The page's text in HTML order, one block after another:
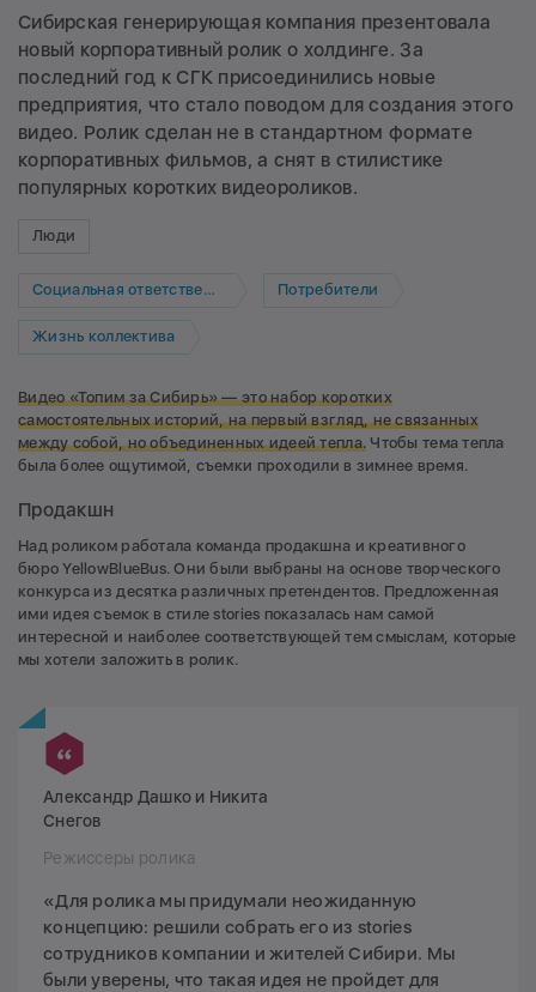
Сибирская генерирующая компания презентовала
новый корпоративный ролик о холдинге. За
последний год к СГК присоединились новые
предприятия, что стало поводом для создания этого
видео. Ролик сделан не в стандартном формате
корпоративных фильмов, а снят в стилистике
популярных коротких видеороликов.
Люди
Социальная ответственность Потребители
Жизнь коллектива
Видео «Топим за Сибирь» —это набор коротких
самостоятельных историй, на первый взгляд, не связанных
между собой, но объединенных идеей тепла. Чтобы тема тепла
была более ощутимой, съемки проходили в зимнее время.
Продакшн
Над роликом работала команда продакшна и креативного
бюро YellowBlueBus. Они были выбраны на основе творческого
конкурса из десятка различных претендентов. Предложенная
ими идея съемок в стиле stories показалась нам самой
интересной и наиболее соответствующей тем смыслам, которые
мы хотели заложить в ролик.
Александр Дашко и Никита
Снегов
Режиссеры ролика
«Для ролика мы придумали неожиданную
концепцию: решили собрать его из stories
сотрудников компании и жителей Сибири. Мы
были уверены, что такая идея не пройдет для